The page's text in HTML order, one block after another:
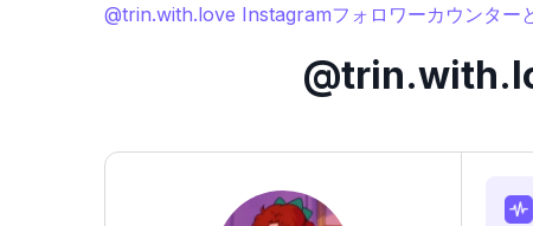
@trin.with.love Instagramフォロワーカウンター